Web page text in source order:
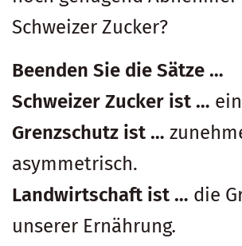
Schweizer Zucker?
Beenden Sie die Sätze …
Schweizer Zucker ist …
Grenzschutz ist …
asymmetrisch.
Landwirtschaft ist … die
unserer Ernährung.